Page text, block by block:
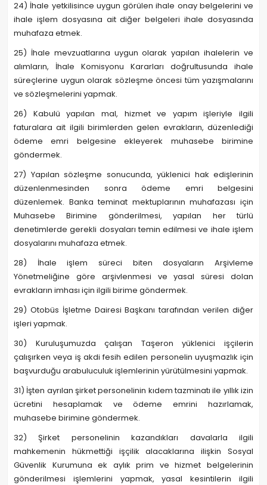
24) İhale yetkilisince uygun görülen ihale onay belgelerini ve
ihale işlem dosyasına ait diğer belgeleri ihale dosyasında
muhafaza etmek.
25) İhale mevzuatlarına uygun olarak yapılan ihalelerin ve
alımların, İhale Komisyonu Kararları doğrultusunda ihale
süreçlerine uygun olarak sözleşme öncesi tüm yazışmalarını
ve sözleşmelerini yapmak.
26) Kabulü yapılan mal, hizmet ve yapım işleriyle ilgili
faturalara ait ilgili birimlerden gelen evrakların, düzenlediği
ödeme emri belgesine ekleyerek muhasebe birimine
göndermek.
27) Yapılan sözleşme sonucunda, yüklenici hak edişlerinin
düzenlenmesinden sonra ödeme emri belgesini
düzenlemek. Banka teminat mektuplarının muhafazası için
Muhasebe Birimine gönderilmesi, yapılan her türlü
denetimlerde gerekli dosyaları temin edilmesi ve ihale işlem
dosyalarını muhafaza etmek.
28) İhale işlem süreci biten dosyaların Arşivleme
Yönetmeliğine göre arşivlenmesi ve yasal süresi dolan
evrakların imhası için ilgili birime göndermek.
29) Otobüs İşletme Dairesi Başkanı tarafından verilen diğer
işleri yapmak.
30) Kuruluşumuzda çalışan Taşeron yüklenici işçilerin
çalışırken veya iş akdi fesih edilen personelin uyuşmazlık için
başvurduğu arabuluculuk işlemlerinin yürütülmesini yapmak.
31) İşten ayrılan şirket personelinin kıdem tazminatı ile yıllık izin
ücretini hesaplamak ve ödeme emrini hazırlamak,
muhasebe birimine göndermek.
32) Şirket personelinin kazandıkları davalarla ilgili
mahkemenin hükmettiği işçilik alacaklarına ilişkin Sosyal
Güvenlik Kurumuna ek aylık prim ve hizmet belgelerinin
gönderilmesi işlemlerini yapmak, yasal kesintilerin ilgili